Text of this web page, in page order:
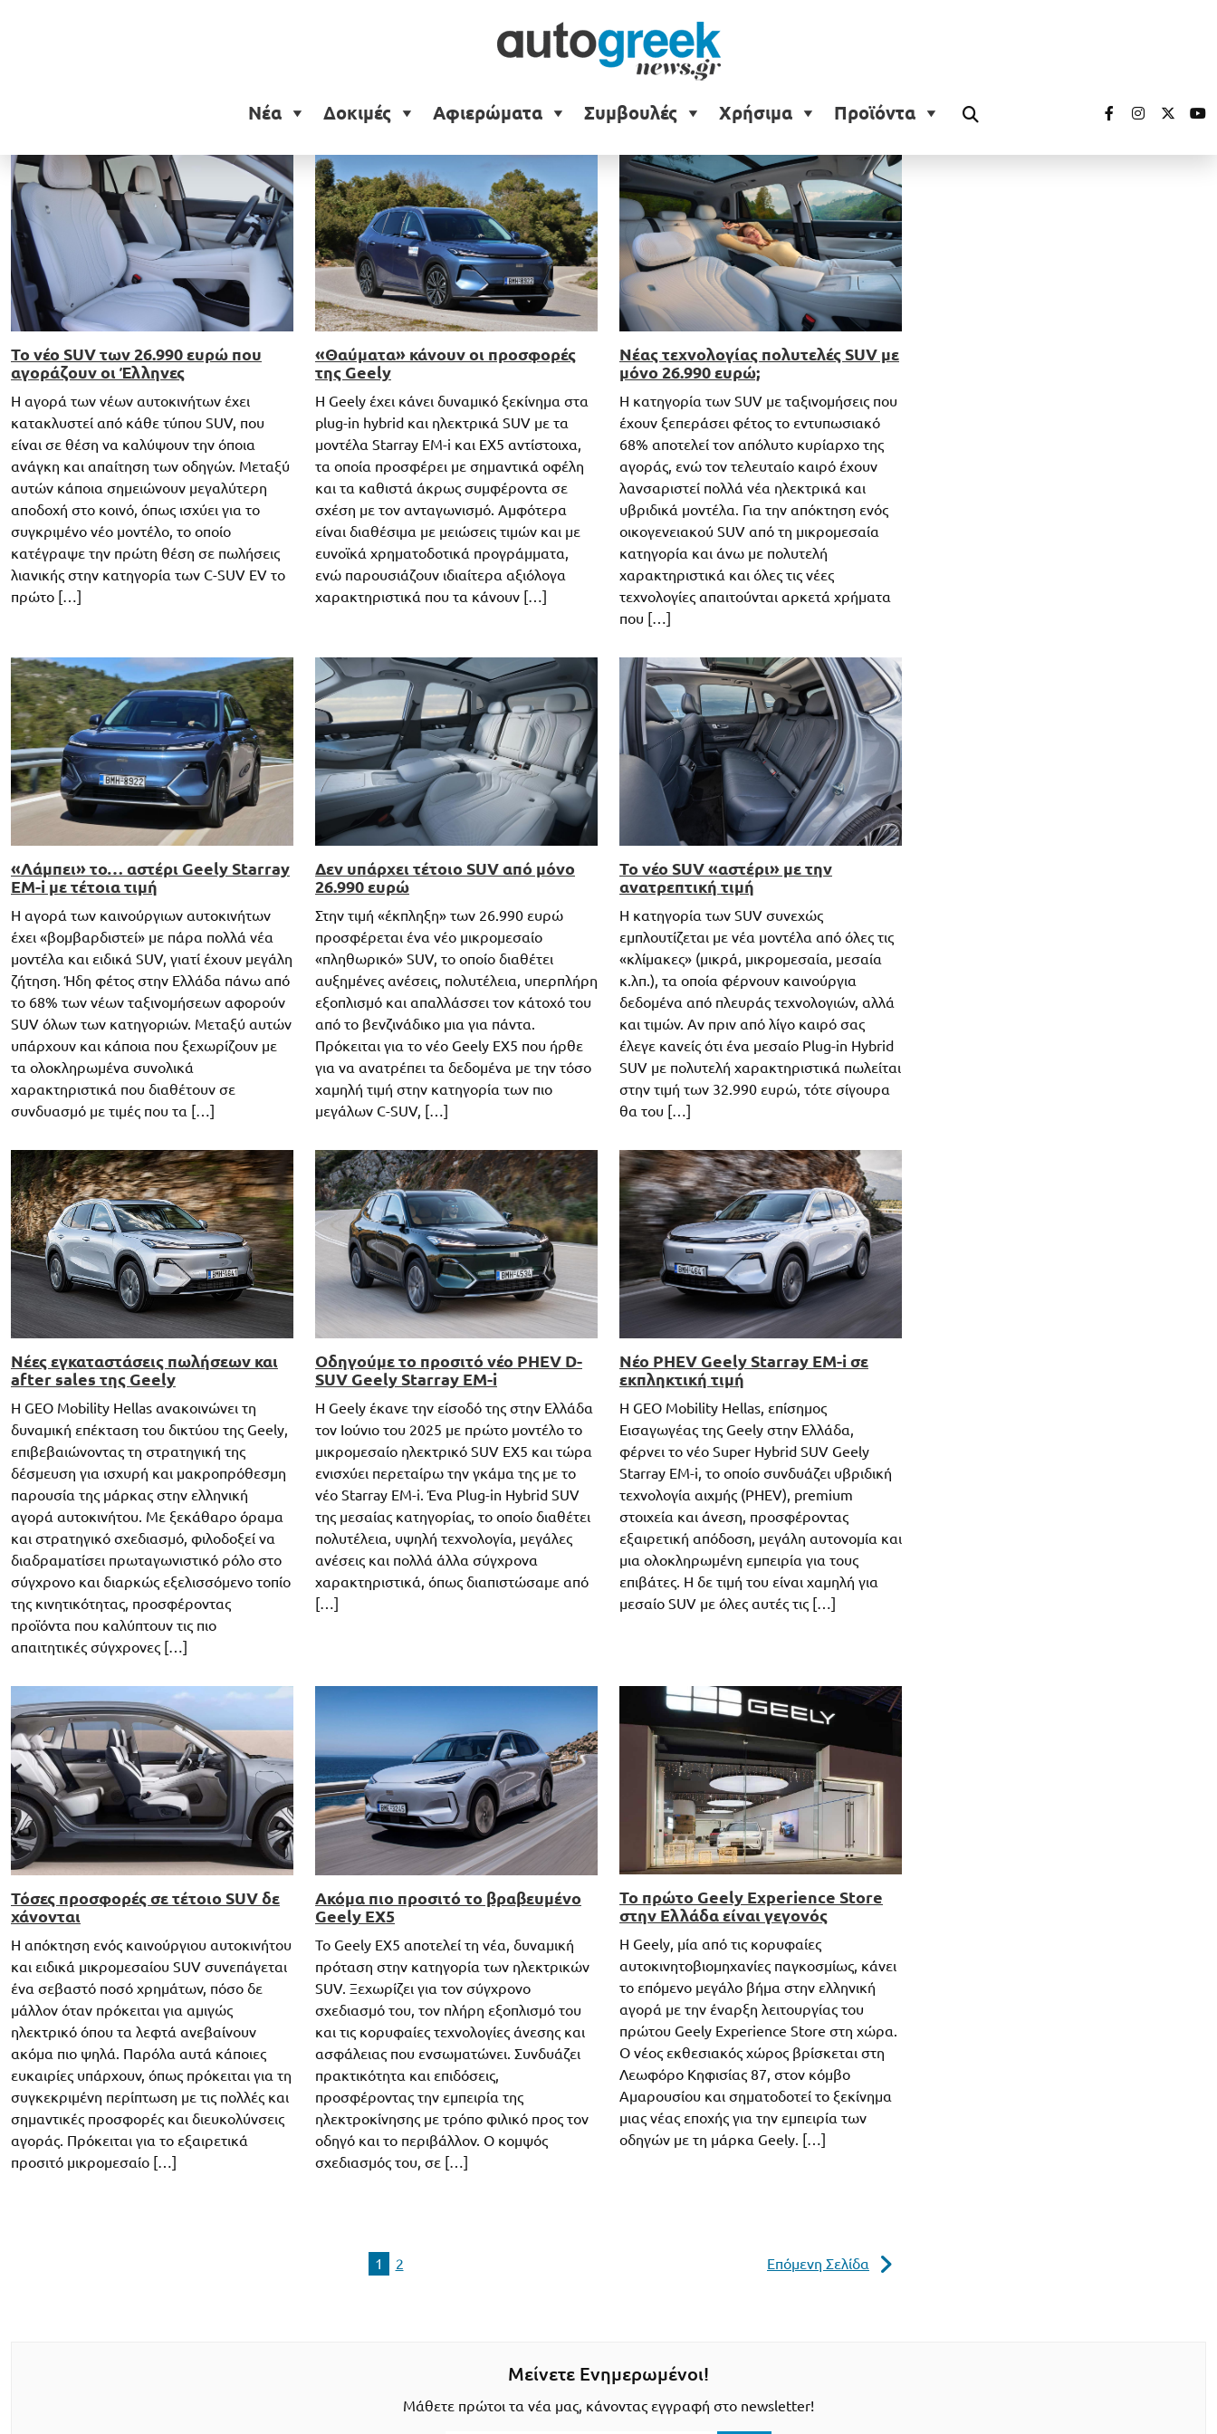
Νέα Δοκιμές Αφιερώματα Συμβουλές Χρήσιμα Προϊόντα
Geely EX5
Το νέο SUV των 26.990 ευρώ που
αγοράζουν οι Έλληνες
Η αγορά των νέων αυτοκινήτων έχει
κατακλυστεί από κάθε τύπου SUV, που
είναι σε θέση να καλύψουν την όποια
ανάγκη και απαίτηση των οδηγών. Μεταξύ
αυτών κάποια σημειώνουν μεγαλύτερη
αποδοχή στο κοινό, όπως ισχύει για το
συγκριμένο νέο μοντέλο, το οποίο
κατέγραψε την πρώτη θέση σε πωλήσεις
λιανικής στην κατηγορία των C-SUV EV το
πρώτο […]
«Θαύματα» κάνουν οι προσφορές
της Geely
Η Geely έχει κάνει δυναμικό ξεκίνημα στα
plug-in hybrid και ηλεκτρικά SUV με τα
μοντέλα Starray EM-i και EX5 αντίστοιχα,
τα οποία προσφέρει με σημαντικά οφέλη
και τα καθιστά άκρως συμφέροντα σε
σχέση με τον ανταγωνισμό. Αμφότερα
είναι διαθέσιμα με μειώσεις τιμών και με
ευνοϊκά χρηματοδοτικά προγράμματα,
ενώ παρουσιάζουν ιδιαίτερα αξιόλογα
χαρακτηριστικά που τα κάνουν […]
Νέας τεχνολογίας πολυτελές SUV με
μόνο 26.990 ευρώ;
Η κατηγορία των SUV με ταξινομήσεις που
έχουν ξεπεράσει φέτος το εντυπωσιακό
68% αποτελεί τον απόλυτο κυρίαρχο της
αγοράς, ενώ τον τελευταίο καιρό έχουν
λανσαριστεί πολλά νέα ηλεκτρικά και
υβριδικά μοντέλα. Για την απόκτηση ενός
οικογενειακού SUV από τη μικρομεσαία
κατηγορία και άνω με πολυτελή
χαρακτηριστικά και όλες τις νέες
τεχνολογίες απαιτούνται αρκετά χρήματα
που […]
«Λάμπει» το… αστέρι Geely Starray
EM-i με τέτοια τιμή
Η αγορά των καινούργιων αυτοκινήτων
έχει «βομβαρδιστεί» με πάρα πολλά νέα
μοντέλα και ειδικά SUV, γιατί έχουν μεγάλη
ζήτηση. Ήδη φέτος στην Ελλάδα πάνω από
το 68% των νέων ταξινομήσεων αφορούν
SUV όλων των κατηγοριών. Μεταξύ αυτών
υπάρχουν και κάποια που ξεχωρίζουν με
τα ολοκληρωμένα συνολικά
χαρακτηριστικά που διαθέτουν σε
συνδυασμό με τιμές που τα […]
Δεν υπάρχει τέτοιο SUV από μόνο
26.990 ευρώ
Στην τιμή «έκπληξη» των 26.990 ευρώ
προσφέρεται ένα νέο μικρομεσαίο
«πληθωρικό» SUV, το οποίο διαθέτει
αυξημένες ανέσεις, πολυτέλεια, υπερπλήρη
εξοπλισμό και απαλλάσσει τον κάτοχό του
από το βενζινάδικο μια για πάντα.
Πρόκειται για το νέο Geely EX5 που ήρθε
για να ανατρέπει τα δεδομένα με την τόσο
χαμηλή τιμή στην κατηγορία των πιο
μεγάλων C-SUV, […]
Το νέο SUV «αστέρι» με την
ανατρεπτική τιμή
Η κατηγορία των SUV συνεχώς
εμπλουτίζεται με νέα μοντέλα από όλες τις
«κλίμακες» (μικρά, μικρομεσαία, μεσαία
κ.λπ.), τα οποία φέρνουν καινούργια
δεδομένα από πλευράς τεχνολογιών, αλλά
και τιμών. Αν πριν από λίγο καιρό σας
έλεγε κανείς ότι ένα μεσαίο Plug-in Hybrid
SUV με πολυτελή χαρακτηριστικά πωλείται
στην τιμή των 32.990 ευρώ, τότε σίγουρα
θα του […]
Νέες εγκαταστάσεις πωλήσεων και
after sales της Geely
Η GEO Mobility Hellas ανακοινώνει τη
δυναμική επέκταση του δικτύου της Geely,
επιβεβαιώνοντας τη στρατηγική της
δέσμευση για ισχυρή και μακροπρόθεσμη
παρουσία της μάρκας στην ελληνική
αγορά αυτοκινήτου. Με ξεκάθαρο όραμα
και στρατηγικό σχεδιασμό, φιλοδοξεί να
διαδραματίσει πρωταγωνιστικό ρόλο στο
σύγχρονο και διαρκώς εξελισσόμενο τοπίο
της κινητικότητας, προσφέροντας
προϊόντα που καλύπτουν τις πιο
απαιτητικές σύγχρονες […]
Οδηγούμε το προσιτό νέο PHEV D-
SUV Geely Starray EM-i
H Geely έκανε την είσοδό της στην Ελλάδα
τον Ιούνιο του 2025 με πρώτο μοντέλο το
μικρομεσαίο ηλεκτρικό SUV EX5 και τώρα
ενισχύει περεταίρω την γκάμα της με το
νέο Starray EM-i. Ένα Plug-in Hybrid SUV
της μεσαίας κατηγορίας, το οποίο διαθέτει
πολυτέλεια, υψηλή τεχνολογία, μεγάλες
ανέσεις και πολλά άλλα σύγχρονα
χαρακτηριστικά, όπως διαπιστώσαμε από
[…]
Νέο PHEV Geely Starray EM-i σε
εκπληκτική τιμή
Η GEO Mobility Hellas, επίσημος
Εισαγωγέας της Geely στην Ελλάδα,
φέρνει το νέο Super Hybrid SUV Geely
Starray EM-i, το οποίο συνδυάζει υβριδική
τεχνολογία αιχμής (PHEV), premium
στοιχεία και άνεση, προσφέροντας
εξαιρετική απόδοση, μεγάλη αυτονομία και
μια ολοκληρωμένη εμπειρία για τους
επιβάτες. Η δε τιμή του είναι χαμηλή για
μεσαίο SUV με όλες αυτές τις […]
Τόσες προσφορές σε τέτοιο SUV δε
χάνονται
Η απόκτηση ενός καινούργιου αυτοκινήτου
και ειδικά μικρομεσαίου SUV συνεπάγεται
ένα σεβαστό ποσό χρημάτων, πόσο δε
μάλλον όταν πρόκειται για αμιγώς
ηλεκτρικό όπου τα λεφτά ανεβαίνουν
ακόμα πιο ψηλά. Παρόλα αυτά κάποιες
ευκαιρίες υπάρχουν, όπως πρόκειται για τη
συγκεκριμένη περίπτωση με τις πολλές και
σημαντικές προσφορές και διευκολύνσεις
αγοράς. Πρόκειται για το εξαιρετικά
προσιτό μικρομεσαίο […]
Ακόμα πιο προσιτό το βραβευμένο
Geely EX5
Το Geely EX5 αποτελεί τη νέα, δυναμική
πρόταση στην κατηγορία των ηλεκτρικών
SUV. Ξεχωρίζει για τον σύγχρονο
σχεδιασμό του, τον πλήρη εξοπλισμό του
και τις κορυφαίες τεχνολογίες άνεσης και
ασφάλειας που ενσωματώνει. Συνδυάζει
πρακτικότητα και επιδόσεις,
προσφέροντας την εμπειρία της
ηλεκτροκίνησης με τρόπο φιλικό προς τον
οδηγό και το περιβάλλον. Ο κομψός
σχεδιασμός του, σε […]
Το πρώτο Geely Experience Store
στην Ελλάδα είναι γεγονός
Η Geely, μία από τις κορυφαίες
αυτοκινητοβιομηχανίες παγκοσμίως, κάνει
το επόμενο μεγάλο βήμα στην ελληνική
αγορά με την έναρξη λειτουργίας του
πρώτου Geely Experience Store στη χώρα.
Ο νέος εκθεσιακός χώρος βρίσκεται στη
Λεωφόρο Κηφισίας 87, στον κόμβο
Αμαρουσίου και σηματοδοτεί το ξεκίνημα
μιας νέας εποχής για την εμπειρία των
οδηγών με τη μάρκα Geely. […]
1 2 Επόμενη Σελίδα
Μείνετε Ενημερωμένοι!
Μάθετε πρώτοι τα νέα μας, κάνοντας εγγραφή στο newsletter!